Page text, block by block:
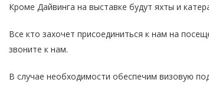
Кроме Дайвинга на выставке будут яхты и
Все кто захочет присоединиться к нам на
звоните к нам.
В случае необходимости обеспечим визовую